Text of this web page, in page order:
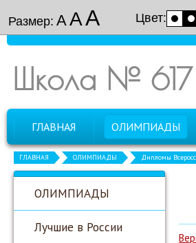
Размер: ААА Цвет:
Школа № 617
ГЛАВНАЯ ОЛИМПИАДЫ
ГЛАВНАЯ ОЛИМПИАДЫ Дипломы
ОЛИМПИАДЫ
Лучшие в России